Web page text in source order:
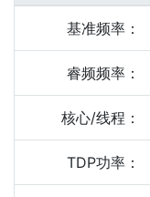
基准频率：
睿频频率：
核心/线程：
TDP功率：